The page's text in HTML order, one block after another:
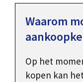
Waarom
Op het
kopen kan